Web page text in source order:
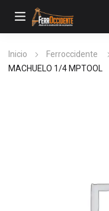
Inicio Ferroccidente
MACHUELO 1/4 MPTOOL